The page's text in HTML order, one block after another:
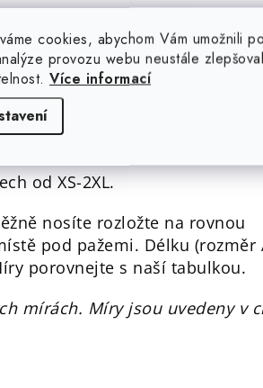
cookies, abychom Vám umožnili
provozu webu neustále
Více informací
Tílko
Pružnost
od XS-2XL.
nosíte rozložte na rovnou
pod pažemi. Délku (rozměr
porovnejte s naší tabulkou.
mírách. Míry jsou uvedeny v